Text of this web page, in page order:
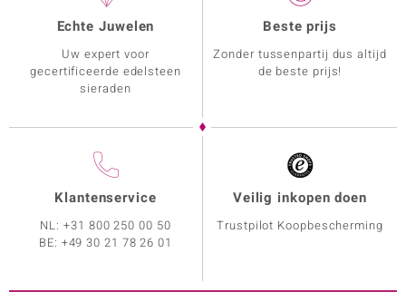
Echte Juwelen
Uw expert voor
gecertificeerde edelsteen
sieraden
Beste prijs
Zonder tussenpartij dus altijd
de beste prijs!
Klantenservice
NL:+31 800 250 00 50
BE: +49 30 21 78 26 01
Veilig inkopen doen
Trustpilot Koopbescherming